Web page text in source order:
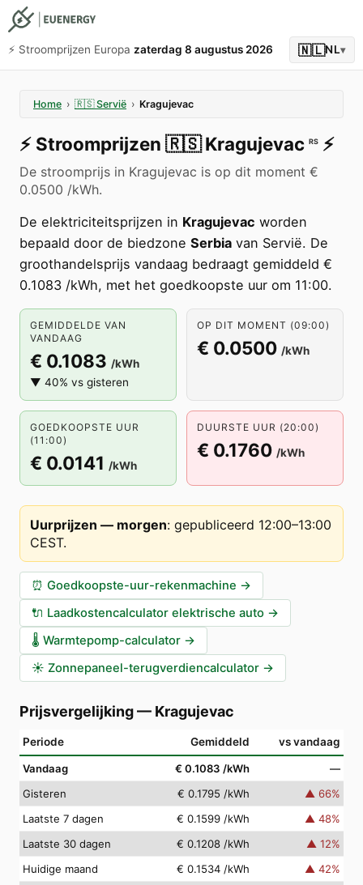
⚡️ Stroomprijzen Europa zaterdag 8 augustus 2026 🇳🇱NL▾
Home › 🇷🇸 Servië › Kragujevac
⚡️ Stroomprijzen 🇷🇸 Kragujevac RS ⚡️
De stroomprijs in Kragujevac is op dit moment €
0.0500 /kWh.
De elektriciteitsprijzen in Kragujevac worden
bepaald door de biedzone Serbia van Servië. De
groothandelsprijs vandaag bedraagt gemiddeld €
0.1083 /kWh, met het goedkoopste uur om 11:00.
GEMIDDELDE VAN
VANDAAG
€ 0.1083 /kWh
▼ 40% vs gisteren
OP DIT MOMENT (09:00)
€ 0.0500 /kWh
GOEDKOOPSTE UUR
(11:00)
€ 0.0141 /kWh
DUURSTE UUR (20:00)
€ 0.1760 /kWh
Uurprijzen — morgen: gepubliceerd 12:00–13:00
CEST.
⏰ Goedkoopste-uur-rekenmachine →
🔌 Laadkostencalculator elektrische auto →
🌡️ Warmtepomp-calculator →
☀️ Zonnepaneel-terugverdiencalculator →
Prijsvergelijking— Kragujevac
Periode Gemiddeld vs vandaag
Vandaag € 0.1083 /kWh
—
Gisteren
€ 0.1795 /kWh ▲ 66%
Laatste 7 dagen
€ 0.1599 /kWh ▲ 48%
Laatste 30 dagen
€ 0.1208 /kWh ▲ 12%
Huidige maand
€ 0.1534 /kWh ▲ 42%